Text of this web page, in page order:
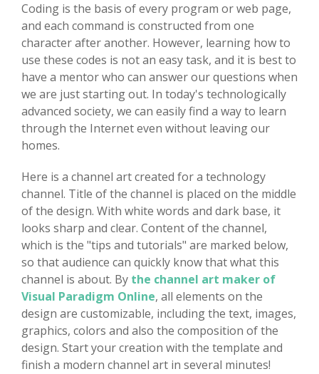
Coding is the basis of every program or web page,
and each command is constructed from one
character after another. However, learning how to
use these codes is not an easy task, and it is best to
have a mentor who can answer our questions when
we are just starting out. In today's technologically
advanced society, we can easily find a way to learn
through the Internet even without leaving our
homes.
Here is a channel art created for a technology
channel. Title of the channel is placed on the middle
of the design. With white words and dark base, it
looks sharp and clear. Content of the channel,
which is the "tips and tutorials" are marked below,
so that audience can quickly know that what this
channel is about. By the channel art maker of
Visual Paradigm Online, all elements on the
design are customizable, including the text, images,
graphics, colors and also the composition of the
design. Start your creation with the template and
finish a modern channel art in several minutes!